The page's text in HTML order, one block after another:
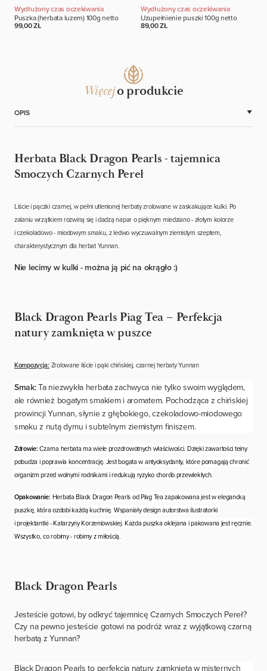
Wydłużony czas oczekiwania
Puszka (herbata luzem)100g netto
99,00 ZŁ
Wydłużony czas oczekiwania
Uzupełnienie puszki100g netto
89,00 ZŁ
Więcejo produkcie
OPIS
Herbata Black Dragon Pearls - tajemnica
Smoczych Czarnych Pereł
Liście i pączki czarnej, w pełni utlenionej herbaty zrolowane w zaskakujące kulki. Po
zalaniu wrzątkiem rozwiną się i dadzą napar o pięknym miedziano - złotym kolorze
i czekoladowo - miodowym smaku, z ledwo wyczuwalnym ziemistym szeptem,
charakterystycznym dla herbat Yunnan.
Nie lecimy w kulki - można ją pić na okrągło :)
Black Dragon Pearls Piag Tea – Perfekcja
natury zamknięta w puszce
Kompozycja: Zrolowane liście i pąki chińskiej, czarnej herbaty Yunnan
Smak:Ta niezwykła herbata zachwyca nie tylko swoim wyglądem,
ale również bogatym smakiem i aromatem. Pochodząca z chińskiej
prowincji Yunnan, słynie z głębokiego, czekoladowo-miodowego
smaku z nutą dymu i subtelnym ziemistym finiszem.
Zdrowie:Czarna herbata ma wiele prozdrowotnych właściwości. Dzięki zawartości teiny
pobudza i poprawia koncentrację. Jest bogata w antyoksydanty, które pomagają chronić
organizm przed wolnymi rodnikami i redukują ryzyko chorób przewlekłych.
Opakowanie: Herbata Black Dragon Pearls od Piag Tea zapakowana jest w elegancką
puszkę, która ozdobi każdą kuchnię. Wspaniały design autorstwa ilustratorki
i projektantki - Katarzyny Korzeniowskiej. Każda puszka oklejana i pakowana jest ręcznie.
Wszystko, co robimy - robimy z miłością.
Black Dragon Pearls
Jesteście gotowi, by odkryć tajemnicę Czarnych Smoczych Pereł?
Czy na pewno jesteście gotowi na podróż wraz z wyjątkową czarną
herbatą z Yunnan?
Black Dragon Pearls to perfekcja natury zamknięta w misternych